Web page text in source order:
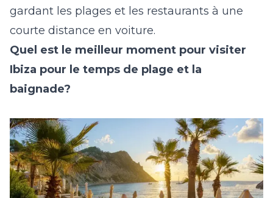
gardant les plages et les restaurants à une
courte distance en voiture.
Quel est le meilleur moment pour visiter
Ibiza pour le temps de plage et la
baignade?